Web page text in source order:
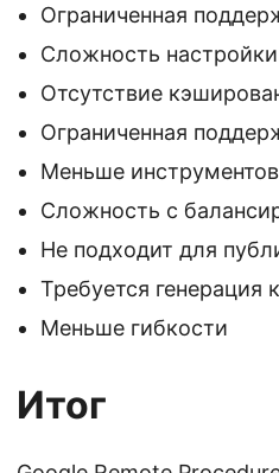
Ограниченная
Сложность настройки
Отсутствие
Ограниченная
Меньше
Сложность с
Не подходит для
Требуется генерация
Меньше гибкости
Итог